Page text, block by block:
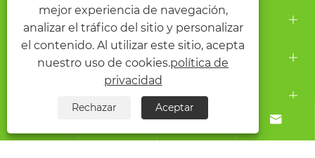
Sobre nosotros
Productos
SÍGANOS
 
mejor experiencia de navegación,
analizar el tráfico del sitio y personalizar
el contenido. Al utilizar este sitio, acepta
nuestro uso de cookies.política de
privacidad
Rechazar Aceptar